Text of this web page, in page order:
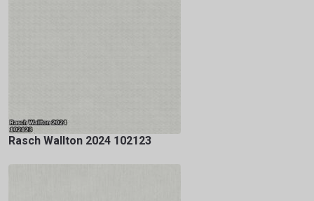
Rasch Wallton 2024 102123